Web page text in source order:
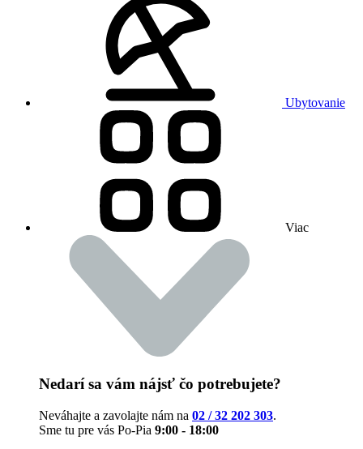
Ubytovanie
Viac
Nedarí sa vám nájsť čo potrebujete?
Neváhajte a zavolajte nám na 02 / 32 202 303.
Sme tu pre vás Po-Pia 9:00 - 18:00